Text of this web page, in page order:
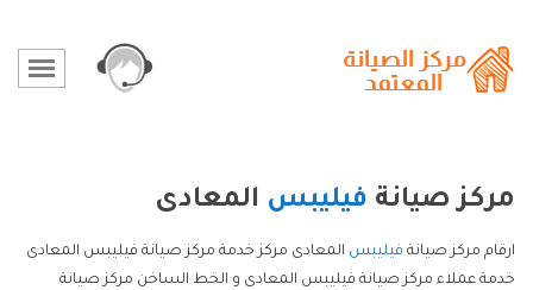
مركز صيانة فيليبس المعادى
ارقام مركز صيانة فيليبس المعادى مركز خدمة مركز صيانة فيليبس المعادى
خدمة عملاء مركز صيانة فيليبس المعادى و الخط الساخن مركز صيانة